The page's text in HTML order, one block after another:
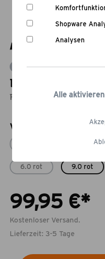
Bewertung schreiben
Dutch Oven 9.0,
Feuertopf mit 7,85 Liter
Varianten
6.0 rot 9.0 rot
99,95 €*
Kostenloser Versand.
Lieferzeit: 3-5 Tage
Shopware
Analysen
Alle